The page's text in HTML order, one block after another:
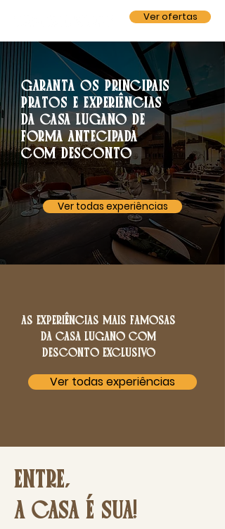
Ver ofertas
GARANTA OS PRINCIPAIS
PRATOS E EXPERIÊNCIAS
DA CASA LUGANO DE
FORMA ANTECIPADA
COM DESCONTO
Ver todas experiências
AS EXPERIÊNCIAS MAIS FAMOSAS
DA CASA LUGANO COM
DESCONTO EXCLUSIVO
Ver todas experiências
ENTRE,
A CASA É SUA!